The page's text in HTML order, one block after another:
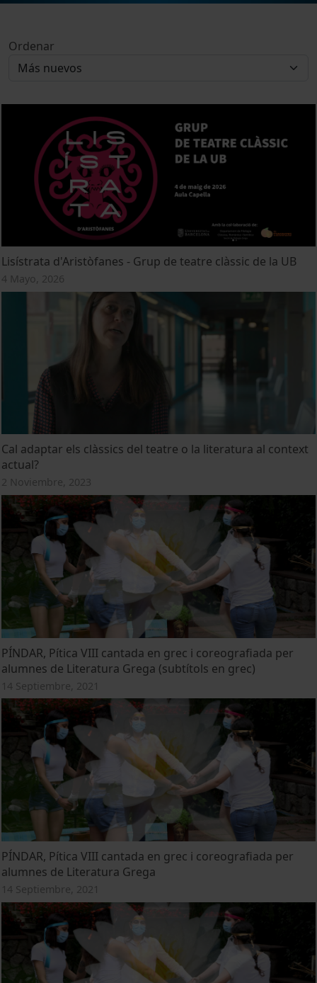
Ordenar
Lisístrata d'Aristòfanes - Grup de teatre clàssic de la UB
4 Mayo, 2026
Cal adaptar els clàssics del teatre o la literatura al context
actual?
2 Noviembre, 2023
PÍNDAR, Pítica VIII cantada en grec i coreografiada per
alumnes de Literatura Grega (subtítols en grec)
14 Septiembre, 2021
PÍNDAR, Pítica VIII cantada en grec i coreografiada per
alumnes de Literatura Grega
14 Septiembre, 2021